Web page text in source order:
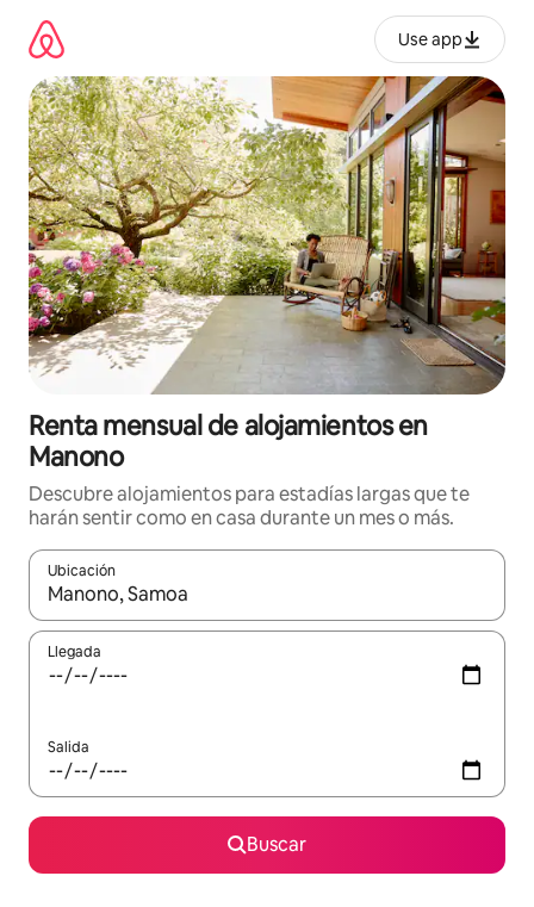
contenido
Use app
Renta mensual de alojamientos en
Manono
Descubre alojamientos para estadías largas que te
harán sentir como en casa durante un mes o más.
Ubicación
Cuando los resultados estén disponibles, navega con las
Llegada
Salida
Buscar